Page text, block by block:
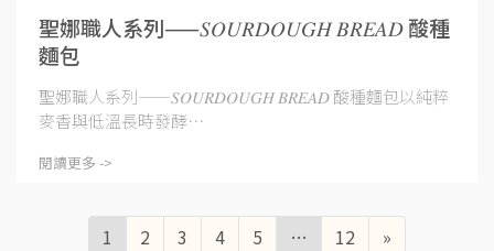
聖娜職人系列——𝑆𝑂𝑈𝑅𝐷𝑂𝑈𝐺𝐻 𝐵𝑅𝐸𝐴𝐷 酸種
麵包
聖娜職人系列——𝑆𝑂𝑈𝑅𝐷𝑂𝑈𝐺𝐻 𝐵𝑅𝐸𝐴𝐷 酸種麵包以純粹
麥香與低溫長時發酵⋯
閱讀更多 ->
1 2 3 4 5 … 12 »